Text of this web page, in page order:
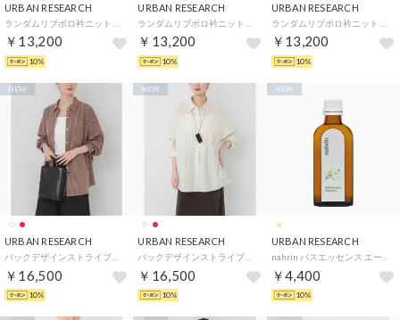
URBAN RESEARCH
￥13,200
10%
URBAN RESEARCH
￥13,200
10%
URBAN RESEARCH
￥13,200
10%
URBAN RESEARCH
￥16,500
NEW
10%
URBAN RESEARCH
￥16,500
NEW
10%
URBAN RESEARCH
￥4,400
NEW
10%